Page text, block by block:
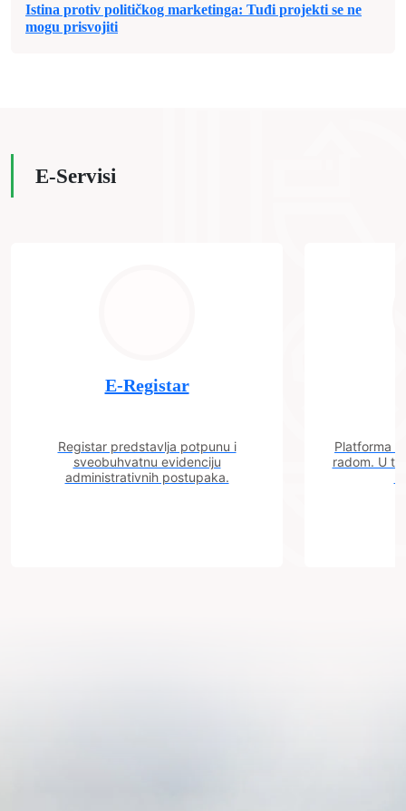
Istina protiv političkog marketinga: Tuđi projekti se ne
mogu prisvojiti
E-Servisi
E-Registar
Registar predstavlja potpunu i
sveobuhvatnu evidenciju
administrativnih postupaka.
Platforma
radom. U